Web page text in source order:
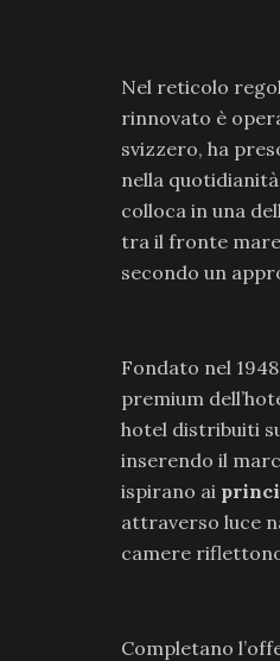
Nel reticolo
rinnovato è
svizzero, ha
nella
colloca in una
tra il fronte
secondo un
Fondato nel
premium
hotel distribuiti
inserendo il
ispirano ai
attraverso luce
camere
Completano